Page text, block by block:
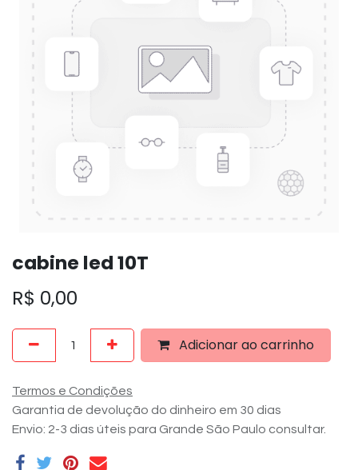
cabine led 10T
R$ 0,00
Adicionar ao carrinho
Termos e Condições
Garantia de devolução do dinheiro em 30 dias
Envio: 2-3 dias úteis para Grande São Paulo consultar.